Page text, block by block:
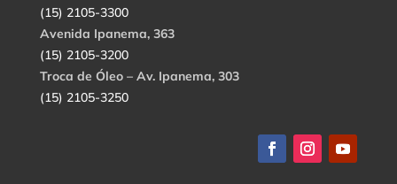
(15) 2105-3300
Avenida Ipanema, 363
(15) 2105-3200
Troca de Óleo – Av. Ipanema, 303
(15) 2105-3250